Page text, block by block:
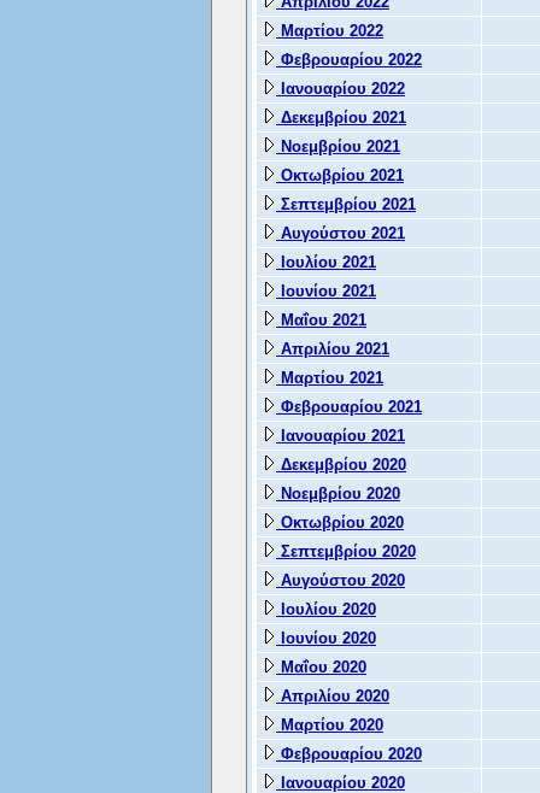
Μαρτίου 2022
Φεβρουαρίου 2022
Ιανουαρίου 2022
Δεκεμβρίου 2021
Νοεμβρίου 2021
Οκτωβρίου 2021
Σεπτεμβρίου 2021
Αυγούστου 2021
Ιουλίου 2021
Ιουνίου 2021
Μαΐου 2021
Απριλίου 2021
Μαρτίου 2021
Φεβρουαρίου 2021
Ιανουαρίου 2021
Δεκεμβρίου 2020
Νοεμβρίου 2020
Οκτωβρίου 2020
Σεπτεμβρίου 2020
Αυγούστου 2020
Ιουλίου 2020
Ιουνίου 2020
Μαΐου 2020
Απριλίου 2020
Μαρτίου 2020
Φεβρουαρίου 2020
Ιανουαρίου 2020